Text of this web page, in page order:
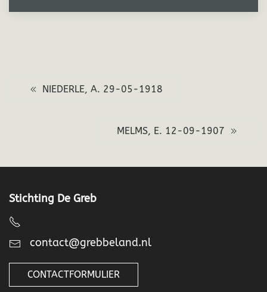
NIEDERLE, A. 29-05-1918
MELMS, E. 12-09-1907
Stichting De Greb
contact@grebbeland.nl
CONTACTFORMULIER